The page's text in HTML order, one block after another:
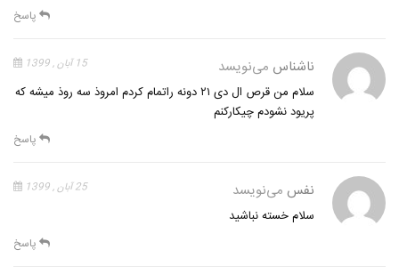
پاسخ
ناشناس می‌نویسد 15 آبان , 1399
سلام من قرص ال دی ۲۱ دونه راتمام کردم امروذ سه روذ میشه که
پریود نشودم چیکارکنم
پاسخ
نفس می‌نویسد 25 آبان , 1399
سلام خسته نباشید
پاسخ